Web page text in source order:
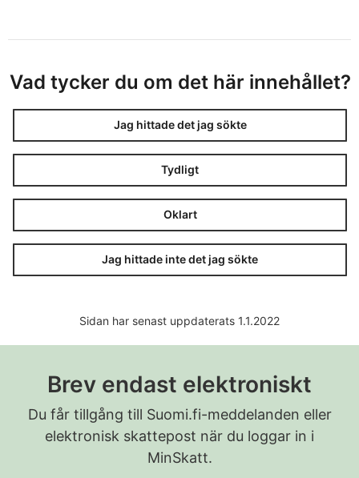
Vad tycker du om det här innehållet?
Jag hittade det jag sökte
Tydligt
Oklart
Jag hittade inte det jag sökte
Sidan har senast uppdaterats 1.1.2022
Brev endast elektroniskt
Du får tillgång till Suomi.fi-meddelanden eller
elektronisk skattepost när du loggar in i
MinSkatt.